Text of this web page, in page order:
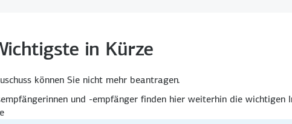
in Kürze
können Sie nicht mehr beantragen.
und -empfänger finden hier weiterhin die wichtigen